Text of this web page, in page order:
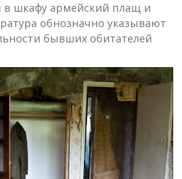
в шкафу армейский плащ и
обнозначно указывают
бывших обитателей